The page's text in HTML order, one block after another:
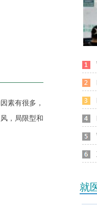
素有很多，
，局限型和
就